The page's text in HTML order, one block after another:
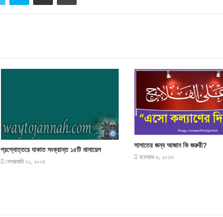
প্রশ্নোত্তরে যাকাত সংক্রান্ত ১৫টি মাসায়েল
ফেব্রুয়ারি ২১, ২০২৫
সালাতের জন্য আজান কি জরুরী?
নভেম্বর ৬, ২০২৩